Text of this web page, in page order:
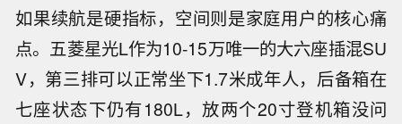
如果续航是硬指标，空间则是家庭用户的核心痛
点。五菱星光L作为10-15万唯一的大六座插混SU
V，第三排可以正常坐下1.7米成年人，后备箱在
七座状态下仍有180L，放两个20寸登机箱没问